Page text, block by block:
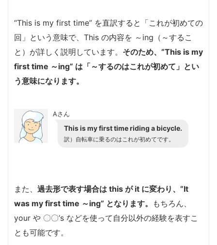
“This is my first time” を直訳すると「これが初めての
回」という意味で、This の内容を ～ing（～するこ
と）が詳しく説明しています。 そのため、”This is my
first time ～ing” は「～するのはこれが初めて」とい
う意味になります。
Aさん
This is my first time riding a bicycle.
訳）自転車に乗るのはこれが初めてです。
また、 過去形で表す場合は this が it に変わり、”It
was my first time ～ing” となります。
もちろん、
your や 〇〇’s などを使って自分以外の経験を表すこ
とも可能です。